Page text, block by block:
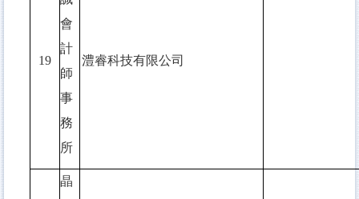
19
會
計
師
事
務
所
澧睿科技有限公司
晶